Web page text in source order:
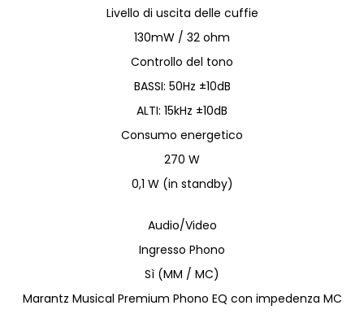
Livello di uscita delle cuffie
130mW / 32 ohm
Controllo del tono
BASSI: 50Hz ±10dB
ALTI: 15kHz ±10dB
Consumo energetico
270 W
0,1 W (in standby)
Audio/Video
Ingresso Phono
Sì (MM / MC)
Marantz Musical Premium Phono EQ con impedenza MC